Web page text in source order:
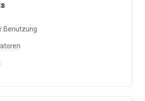
Benutzung